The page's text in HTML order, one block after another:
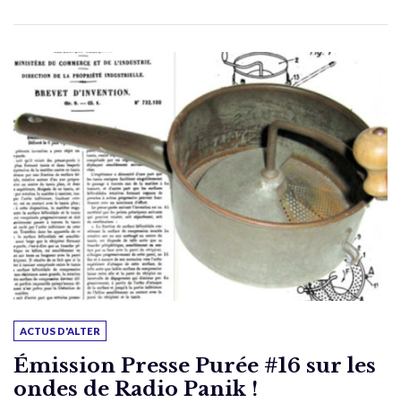
ACTUS D'ALTER
Émission Presse Purée #16 sur les
ondes de Radio Panik !